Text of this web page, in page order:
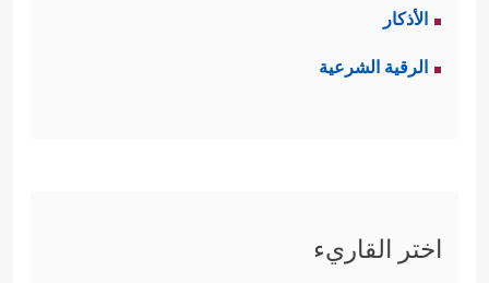
الأذكار
الرقية الشرعية
اختر القاريء